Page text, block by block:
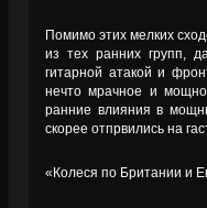
Помимо этих мелких
из тех ранних групп,
гитарной атакой и
нечто мрачное и
ранние влияния в
скорее отпрвились на
«Колеся по Британии и